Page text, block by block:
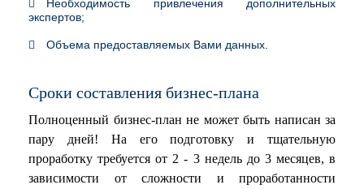
Необходимость привлечения дополнительных
экспертов;
Объема предоставляемых Вами данных.
Сроки составления бизнес-плана
Полноценный бизнес-план не может быть написан за
пару дней! На его подготовку и тщательную
проработку требуется от 2 - 3 недель до 3 месяцев, в
зависимости от сложности и проработанности